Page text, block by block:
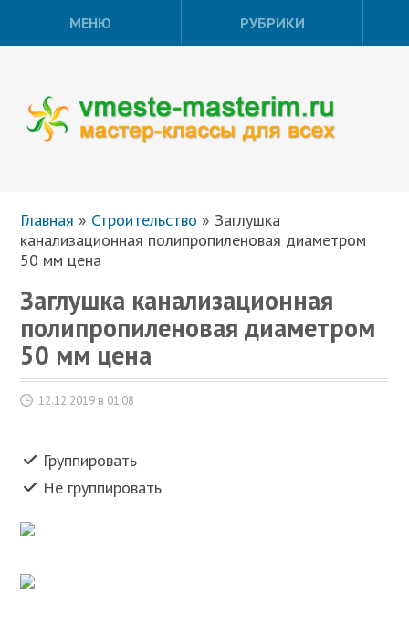
МЕНЮ РУБРИКИ
Главная » Строительство » Заглушка
канализационная полипропиленовая диаметром
50 мм цена
Заглушка канализационная
полипропиленовая диаметром
50 мм цена
12.12.2019 в 01:08
Группировать
Не группировать